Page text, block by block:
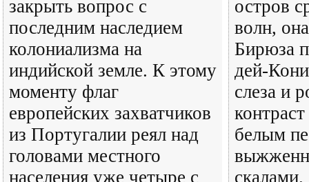
закрыть вопрос с
последним наследием
колониализма на
индийской земле. К этому
моменту флаг
европейских захватчиков
из Португалии реял над
головами местного
населения уже четыре с
остров
волн,
Бирюза
дей-
слеза и
белым
скалами.